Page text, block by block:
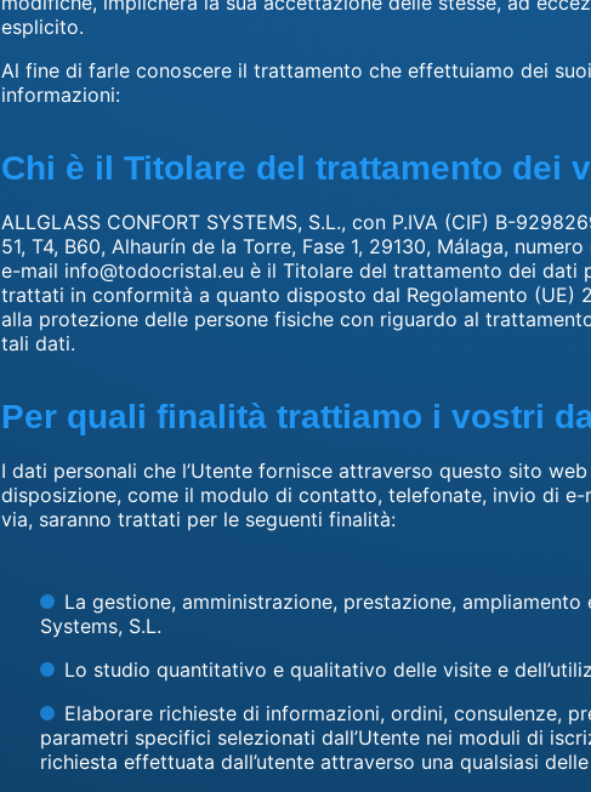
esplicito.
Al fine di farle conoscere il trattamento che effettuiamo dei
informazioni:
Chi è il Titolare del trattamento dei
ALLGLASS CONFORT SYSTEMS, S.L., con P.IVA (CIF) B-
51, T4, B60, Alhaurín de la Torre, Fase 1, 29130, Málaga,
e-mail info@todocristal.eu è il Titolare del trattamento dei dati
trattati in conformità a quanto disposto dal Regolamento (UE)
alla protezione delle persone fisiche con riguardo al
tali dati.
Per quali finalità trattiamo i vostri
I dati personali che l’Utente fornisce attraverso questo sito
disposizione, come il modulo di contatto, telefonate, invio di
via, saranno trattati per le seguenti finalità:
La gestione, amministrazione, prestazione,
Systems, S.L.
Lo studio quantitativo e qualitativo delle visite e
Elaborare richieste di informazioni, ordini, consulenze,
parametri specifici selezionati dall’Utente nei moduli di
richiesta effettuata dall’utente attraverso una qualsiasi